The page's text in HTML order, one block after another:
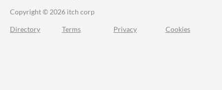
Copyright © 2026 itch corp
Directory Terms Privacy Cookies